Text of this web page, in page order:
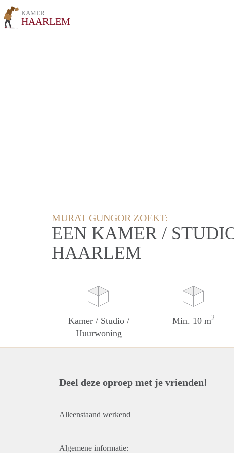
KAMER
HAARLEM
MURAT GUNGOR ZOEKT:
EEN KAMER /
HAARLEM
Kamer / Studio /
Huurwoning
Min. 10 m2
Deel deze oproep met je vrienden!
Alleenstaand werkend
Algemene informatie: